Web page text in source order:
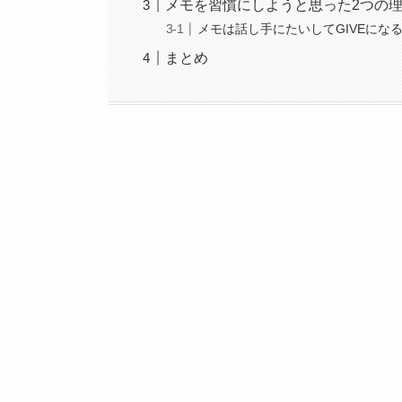
メモを習慣にしようと思った2つの
メモは話し手にたいしてGIVEにな
まとめ